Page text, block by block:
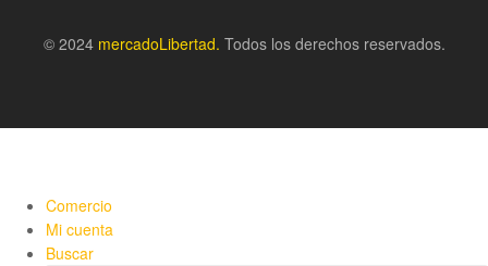
© 2024 mercadoLibertad. Todos los derechos reservados.
Comercio
Mi cuenta
Buscar